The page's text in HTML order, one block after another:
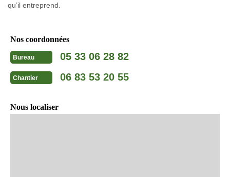
qu’il entreprend.
Nos coordonnées
Bureau 05 33 06 28 82
Chantier 06 83 53 20 55
Nous localiser